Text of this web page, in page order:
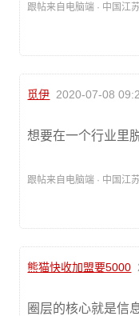
跟帖来自电脑端 · 中国江
觅伊 2020-07-08
想要在一个行业里
跟帖来自电脑端 · 中国江
熊猫快收加盟要5000
圈层的核心就是信